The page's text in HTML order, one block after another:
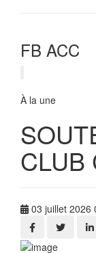
FB ACC
À la une
CLUB
03 juillet 2026